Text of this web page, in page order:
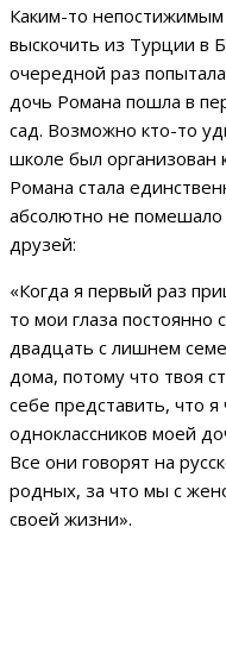
Каким-то
выскочить из Турции в
очередной раз
дочь Романа пошла в
сад. Возможно кто-то
школе был организован
Романа стала
абсолютно не
друзей:
«Когда я первый раз
то мои глаза постоянно
двадцать с лишнем
дома, потому что твоя
себе представить, что
одноклассников моей
Все они говорят на
родных, за что мы с
своей жизни».